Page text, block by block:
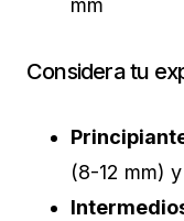
mm
Considera tu
(8-12 mm)